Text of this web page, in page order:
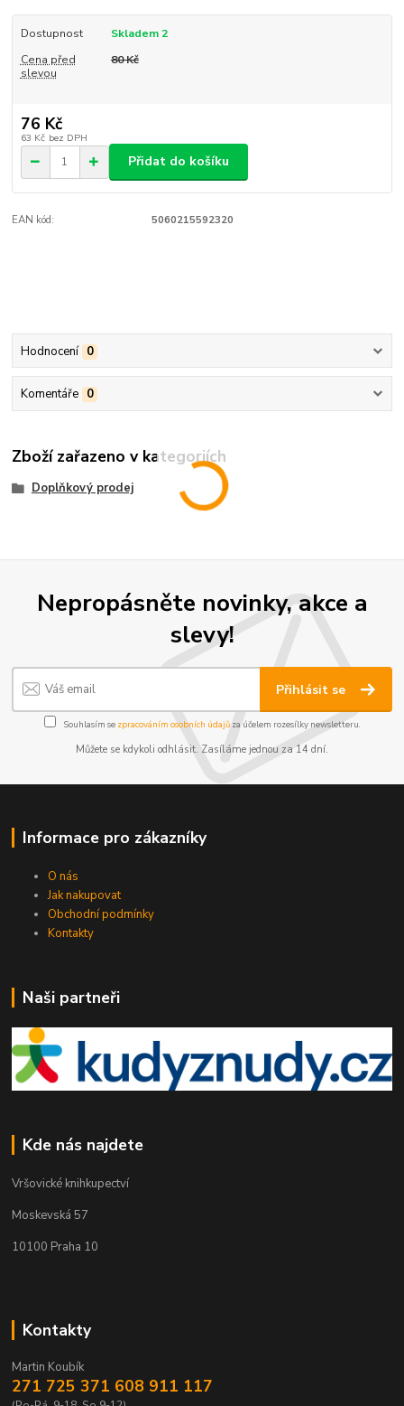
Dostupnost
Skladem 2
Cena před
slevou
80 Kč
76 Kč
63 Kč bez DPH
Přidat do košíku
EAN kód: 5060215592320
Hodnocení 0
Komentáře 0
Zboží zařazeno v kategoriích
Doplňkový prodej
Nepropásněte novinky, akce a
slevy!
Přihlásit se
Souhlasím se zpracováním osobních údajůza účelem rozesílky newsletteru.
Můžete se kdykoli odhlásit. Zasíláme jednou za 14 dní.
Informace pro zákazníky
O nás
Jak nakupovat
Obchodní podmínky
Kontakty
Naši partneři
Kde nás najdete
Vršovické knihkupectví
Moskevská 57
10100 Praha 10
Kontakty
Martin Koubík
271 725 371 608 911 117